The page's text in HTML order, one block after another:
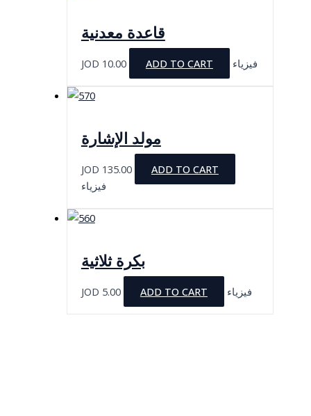
قاعدة معدنية
JOD 10.00 ADD TO CART فيزياء
مولد الإشارة
JOD 135.00
ADD TO CART
فيزياء
بكرة ثلاثية
JOD 5.00 ADD TO CART فيزياء